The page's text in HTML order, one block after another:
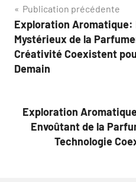
Navigation
de
l’article
Publication précédente
Exploration Aromatique:
Mystérieux de la
Créativité Coexistent
Demain
Exploration
Envoûtant de la
Technologie